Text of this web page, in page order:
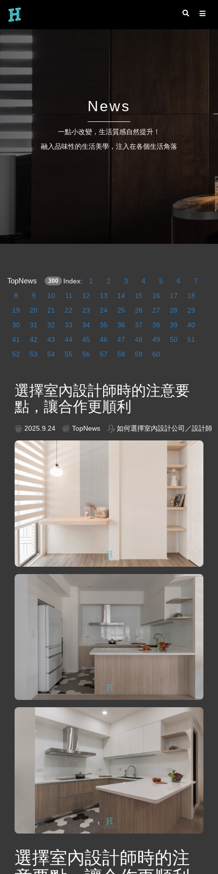
News
一點小改變，生活質感自然提升！
融入品味性的生活美學，注入在各個生活角落
TopNews 300 Index: 1 2 3 4 5 6
7
8
9 10 11 12 13 14 15 16 17
18
19
20 21 22 23 24 25 26 27 28
29
30
31 32 33 34 35 36 37 38 39
40
41
42 43 44 45 46 47 48 49 50
51
52
53 54 55 56 57 58 59 60
選擇室內設計師時的注意要
點，讓合作更順利
2025.9.24 TopNews 如何選擇室內設計公司／設計師
選擇室內設計師時的注